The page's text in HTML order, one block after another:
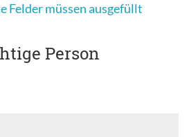
Felder müssen ausgefüllt
Person